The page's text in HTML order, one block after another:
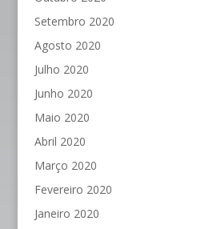
Setembro 2020
Agosto 2020
Julho 2020
Junho 2020
Maio 2020
Abril 2020
Março 2020
Fevereiro 2020
Janeiro 2020